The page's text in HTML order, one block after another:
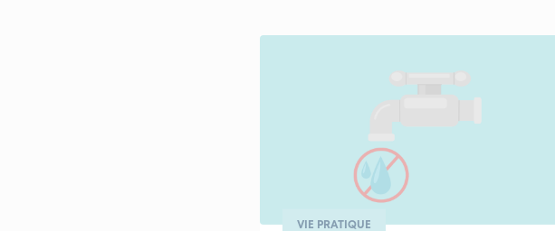
VIE PRATIQUE